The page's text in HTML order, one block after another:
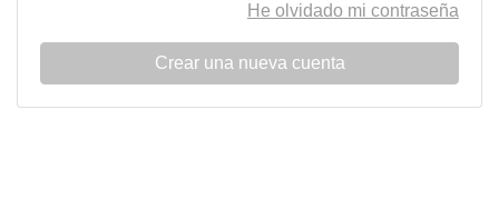
He olvidado mi contraseña
Crear una nueva cuenta